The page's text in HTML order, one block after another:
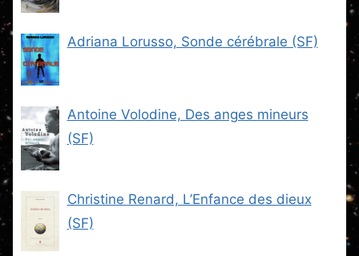
Adriana Lorusso, Sonde cérébrale (SF)
Antoine Volodine, Des anges mineurs
(SF)
Christine Renard, L’Enfance des dieux
(SF)